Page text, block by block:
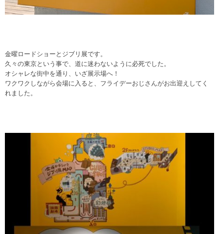
金曜ロードショーとジブリ展です。
久々の東京という事で、道に迷わないように必死でした。
オシャレな街中を通り、いざ展示場へ！
ワクワクしながら会場に入ると、フライデーおじさんがお出迎えしてく
れました。